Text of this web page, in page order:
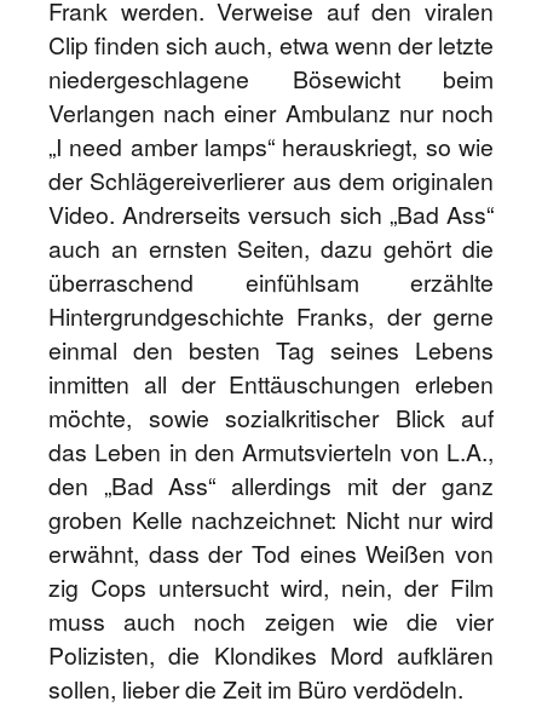
Frank werden. Verweise auf den viralen
Clip finden sich auch, etwa wenn der letzte
niedergeschlagene Bösewicht beim
Verlangen nach einer Ambulanz nur noch
„I need amber lamps“ herauskriegt, so wie
der Schlägereiverlierer aus dem originalen
Video. Andrerseits versuch sich „Bad Ass“
auch an ernsten Seiten, dazu gehört die
überraschend einfühlsam erzählte
Hintergrundgeschichte Franks, der gerne
einmal den besten Tag seines Lebens
inmitten all der Enttäuschungen erleben
möchte, sowie sozialkritischer Blick auf
das Leben in den Armutsvierteln von L.A.,
den „Bad Ass“ allerdings mit der ganz
groben Kelle nachzeichnet: Nicht nur wird
erwähnt, dass der Tod eines Weißen von
zig Cops untersucht wird, nein, der Film
muss auch noch zeigen wie die vier
Polizisten, die Klondikes Mord aufklären
sollen, lieber die Zeit im Büro verdödeln.